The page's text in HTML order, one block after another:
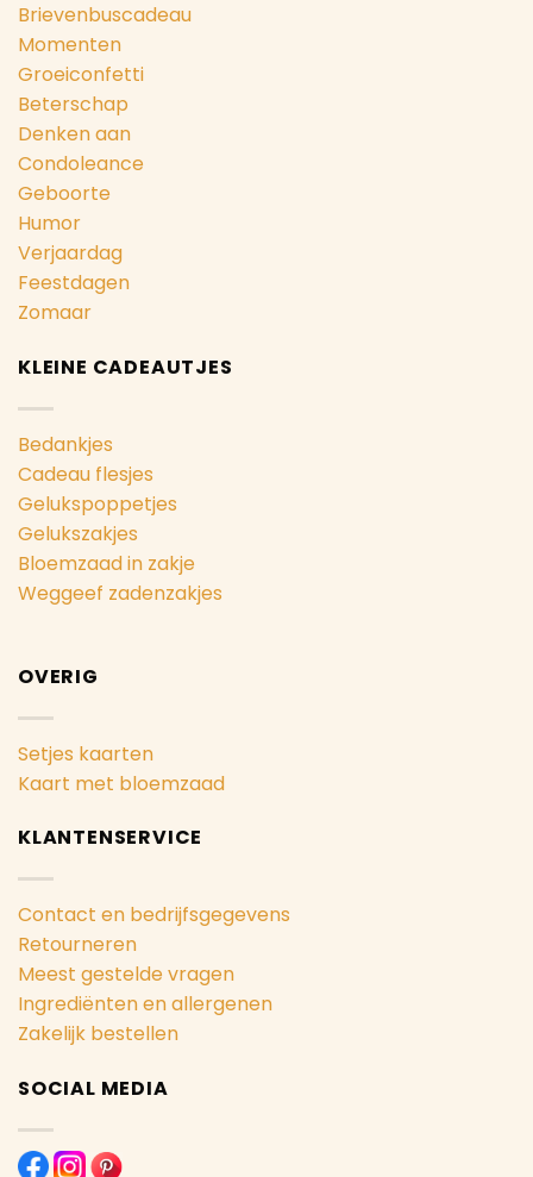
Brievenbuscadeau
Momenten
Groeiconfetti
Beterschap
Denken aan
Condoleance
Geboorte
Humor
Verjaardag
Feestdagen
Zomaar
KLEINE CADEAUTJES
Bedankjes
Cadeau flesjes
Gelukspoppetjes
Gelukszakjes
Bloemzaad in zakje
Weggeef zadenzakjes
OVERIG
Setjes kaarten
Kaart met bloemzaad
KLANTENSERVICE
Contact en bedrijfsgegevens
Retourneren
Meest gestelde vragen
Ingrediënten en allergenen
Zakelijk bestellen
SOCIAL MEDIA